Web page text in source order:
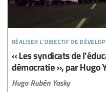
réaliser l’objectif de
« Les syndicats de
démocratie », par Hugo
Hugo Rubén Yasky